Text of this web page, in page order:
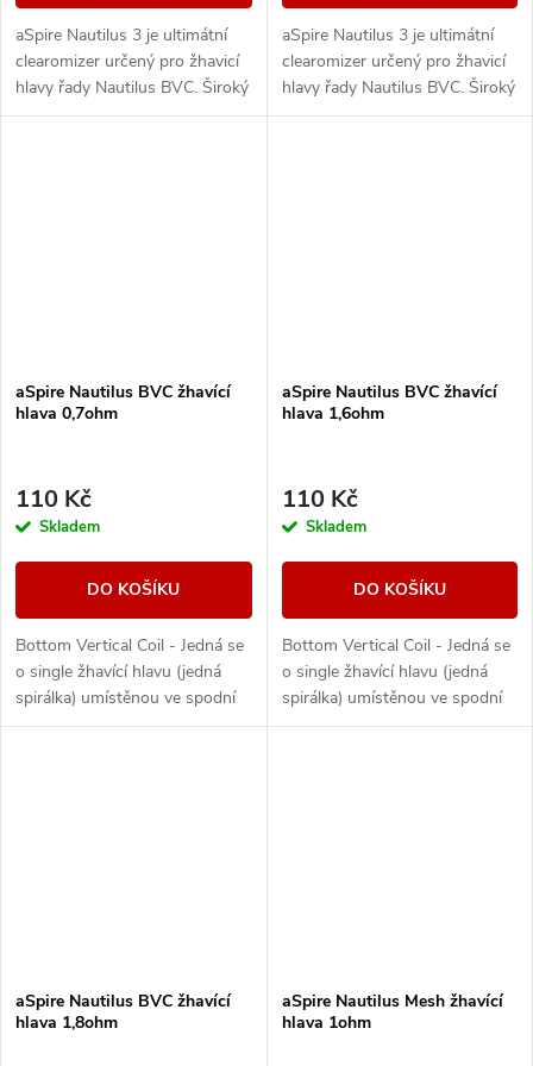
aSpire Nautilus 3 je ultimátní
clearomizer určený pro žhavicí
hlavy řady Nautilus BVC. Široký
rozsah nastavení přívodu
aSpire Nautilus 3 je ultimátní
clearomizer určený pro žhavicí
hlavy řady Nautilus BVC. Široký
rozsah nastavení přívodu
aSpire Nautilus BVC žhavící
hlava 0,7ohm
110 Kč
Skladem
DO KOŠÍKU
Bottom Vertical Coil - Jedná se
o single žhavící hlavu (jedná
spirálka) umístěnou ve spodní
části základny clearomizeru,
aSpire Nautilus BVC žhavící
hlava 1,6ohm
110 Kč
Skladem
DO KOŠÍKU
Bottom Vertical Coil - Jedná se
o single žhavící hlavu (jedná
spirálka) umístěnou ve spodní
části základny clearomizeru,
aSpire Nautilus BVC žhavící
hlava 1,8ohm
aSpire Nautilus Mesh žhavící
hlava 1ohm